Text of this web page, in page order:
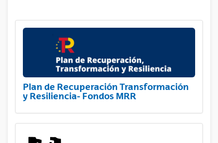
Plan de Recuperación Transformación
y Resiliencia- Fondos MRR